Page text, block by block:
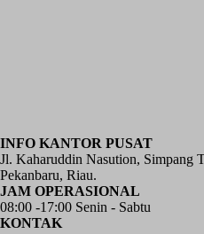
INFO KANTOR PUSAT
Jl. Kaharuddin Nasution, Simpang
Pekanbaru, Riau.
JAM OPERASIONAL
08:00 -17:00 Senin - Sabtu
KONTAK